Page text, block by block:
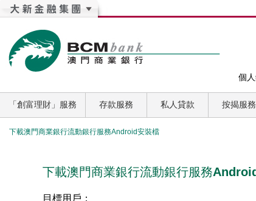
個
「創富理財」服務 存款服務 私人貸款 按揭服務
下載澳門商業銀行流動銀行服務Android安裝檔
下載澳門商業銀行流動銀行服務
目標用戶：